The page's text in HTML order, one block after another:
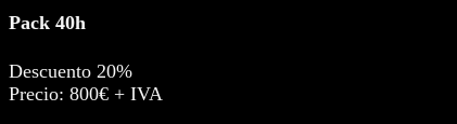
Pack 40h
Descuento 20%
Precio: 800€ + IVA